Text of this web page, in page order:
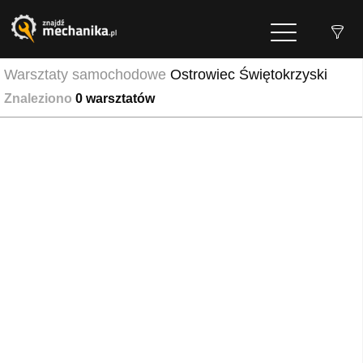
Warsztaty samochodowe Ostrowiec Świętokrzyski
Znaleziono 0 warsztatów